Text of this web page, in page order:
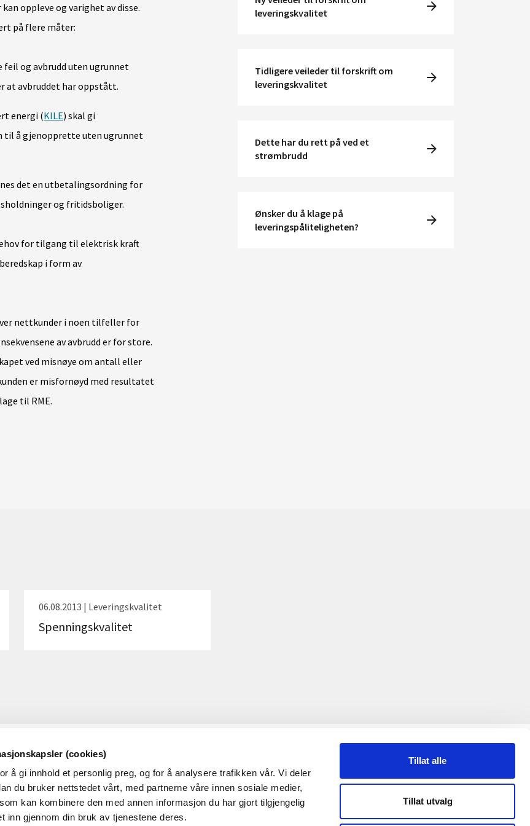
(cookies)
å gi innhold et personlig preg, og for å analysere trafikken vår. Vi deler
du bruker nettstedet vårt, med partnerne våre innen sosiale medier,
kan kombinere den med annen informasjon du har gjort tilgjengelig
inn gjennom din bruk av tjenestene deres.
Tillat alle
Tillat utvalg
oppleve og varighet av disse.
på flere måter:
og avbrudd uten ugrunnet
at avbruddet har oppstått.
energi (KILE) skal gi
til å gjenopprette uten ugrunnet
det en utbetalingsordning for
og fritidsboliger.
for tilgang til elektrisk kraft
i form av
nettkunder i noen tilfeller for
av avbrudd er for store.
ved misnøye om antall eller
er misfornøyd med resultatet
til RME.
leveringskvalitet
Tidligere veileder til forskrift om
leveringskvalitet
Dette har du rett på ved et
strømbrudd
Ønsker du å klage på
leveringspåliteligheten?
06.08.2013 | Leveringskvalitet
Spenningskvalitet
OM RME
Dette er RME
Ledige stillinger i RME
RMEs personvernerklæring